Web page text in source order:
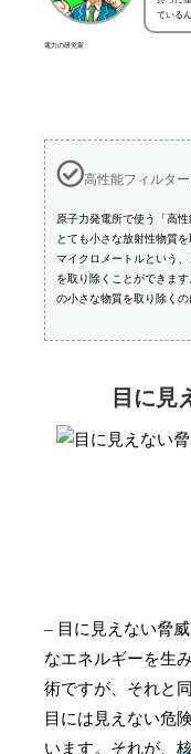
電力の研究家
ているん
高性能フィルター
原子力発電所で使う「高
とても小さな放射性物質
マイクロメートルという
を取り除くことができま
の小さな物質を取り除くの
目に見
– 目に見えない脅
なエネルギーを生
術ですが、それと
目には見えない危
います。それが、